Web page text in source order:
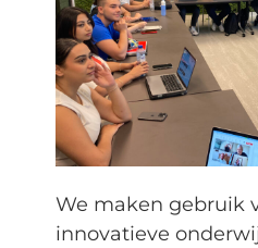
We maken gebruik
innovatieve